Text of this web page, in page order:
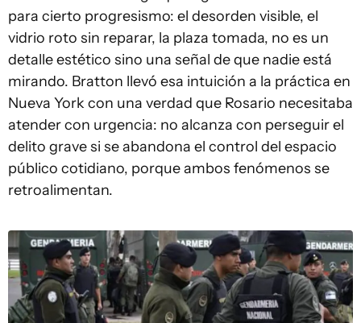
para cierto progresismo: el desorden visible, el
vidrio roto sin reparar, la plaza tomada, no es un
detalle estético sino una señal de que nadie está
mirando. Bratton llevó esa intuición a la práctica en
Nueva York con una verdad que Rosario necesitaba
atender con urgencia: no alcanza con perseguir el
delito grave si se abandona el control del espacio
público cotidiano, porque ambos fenómenos se
retroalimentan.